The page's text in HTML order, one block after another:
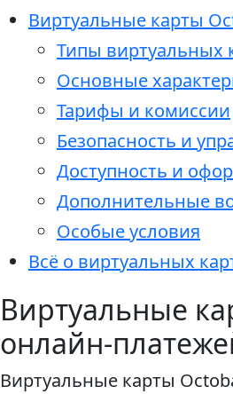
Виртуальные карты
Типы виртуальных
Основные
Тарифы и комиссии
Безопасность и
Доступность и
Дополнительные
Особые условия
Всё о виртуальных
Виртуальные
онлайн-
Виртуальные карты